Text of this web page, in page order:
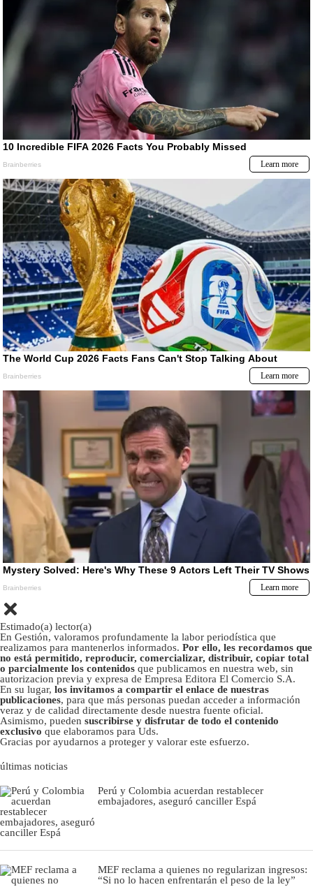
Estimado(a) lector(a)
En Gestión, valoramos profundamente la labor periodística que
realizamos para mantenerlos informados. Por ello, les recordamos que
no está permitido, reproducir, comercializar, distribuir, copiar total
o parcialmente los contenidos que publicamos en nuestra web, sin
autorizacion previa y expresa de Empresa Editora El Comercio S.A.
En su lugar, los invitamos a compartir el enlace de nuestras
publicaciones, para que más personas puedan acceder a información
veraz y de calidad directamente desde nuestra fuente oficial.
Asimismo, pueden suscribirse y disfrutar de todo el contenido
exclusivo que elaboramos para Uds.
Gracias por ayudarnos a proteger y valorar este esfuerzo.
últimas noticias
Perú y Colombia acuerdan restablecer
embajadores, aseguró canciller Espá
MEF reclama a quienes no regularizan ingresos:
“Si no lo hacen enfrentarán el peso de la ley”